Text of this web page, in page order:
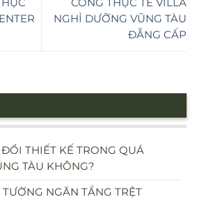
CÔNG THỰC TẾ VILLA
NGHỈ DƯỠNG VŨNG TÀU
ĐẴNG CẤP
THIẾT KẾ TRONG QUÁ
TÀU KHÔNG?
NGĂN TẦNG TRỆT